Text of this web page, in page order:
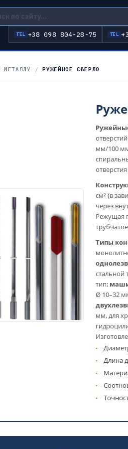
TEL +38 098 804-28-75 TEL
МЕТАЛЛУ / РУЖЕЙНОЕ СВЕРЛО
мм/100 мм
см² (в
через
Режущая
Типы
стальной
тип;
Ø 10–32
мм, для
Длина